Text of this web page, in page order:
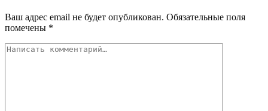
Ваш адрес email не будет опубликован. Обязательные поля
помечены *